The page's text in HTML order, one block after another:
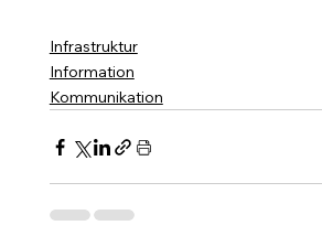
Infrastruktur
Information
Kommunikation